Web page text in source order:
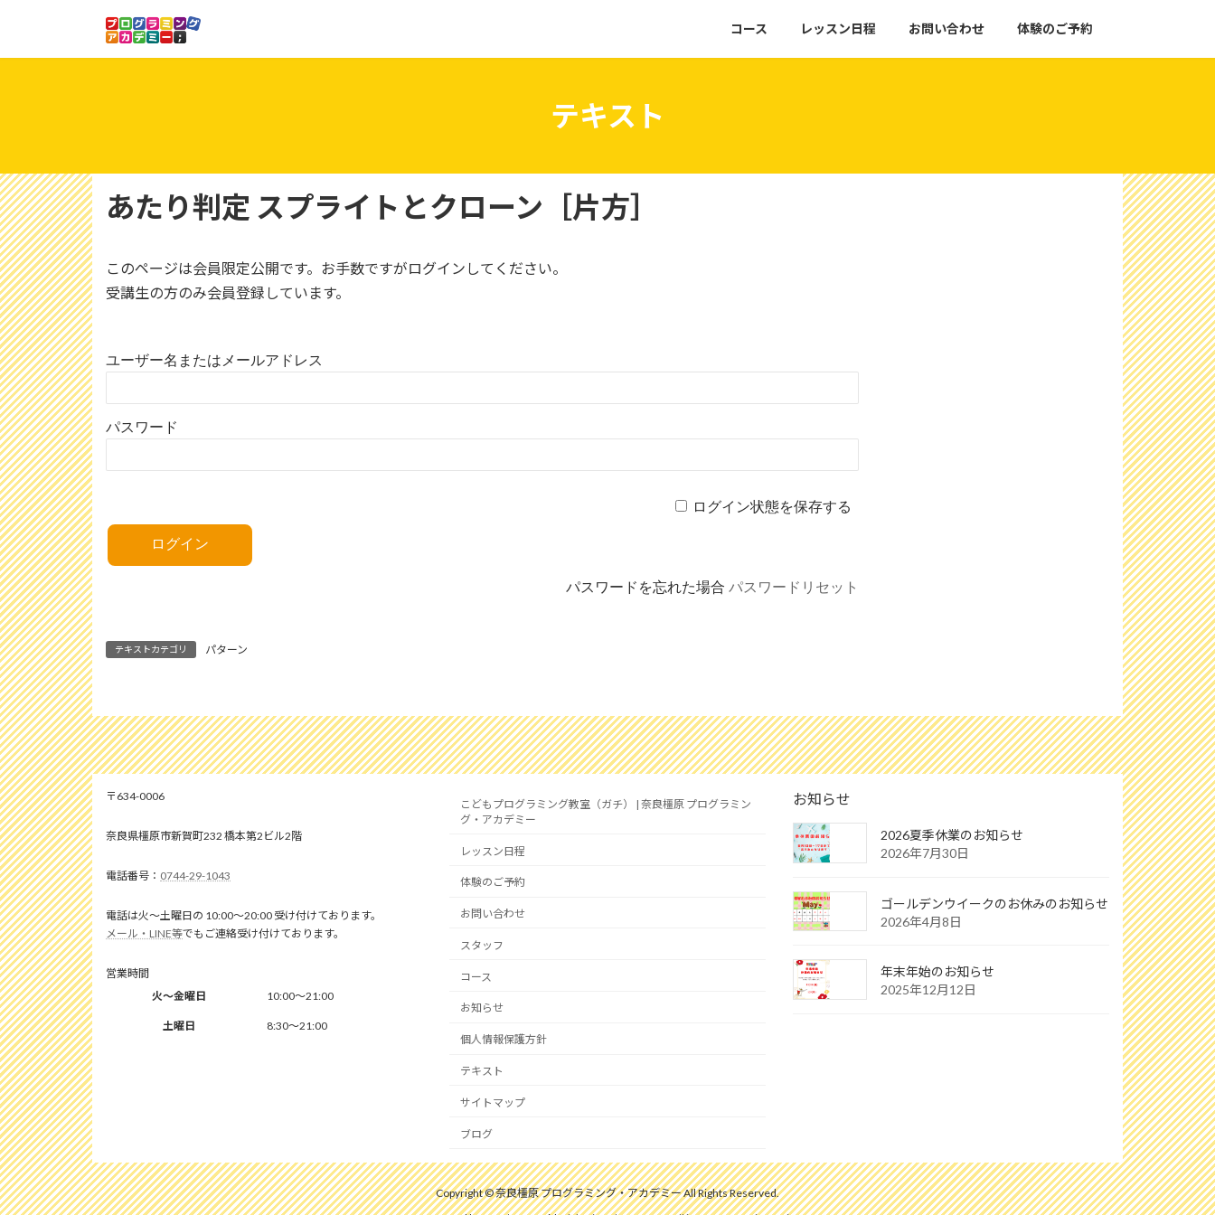
テ
ッ
プ
ゲ
移
動
コース レッスン日程 お問い合わせ 体験のご予約
テキスト
あたり判定 スプライトとクローン［片方］
このページは会員限定公開です。お手数ですがログインしてください。
受講生の方のみ会員登録しています。
ユーザー名またはメールアドレス
パスワード
ログイン状態を保存する
パスワードを忘れた場合 パスワードリセット
テキストカテゴリ パターン
634-0006
奈良県橿原市新賀町232 橋本第2ビル2階
0744-29-1043
電話は火～土曜日の 10:00～20:00 受け付けております。
メール・LINE等でもご連絡受け付けております。
営業時間
火～金曜日
10:00～21:00
土曜日 8:30～21:00
こどもプログラミング教室（ガチ） | 奈良橿原 プログラミン
グ・アカデミー
レッスン日程
体験のご予約
お問い合わせ
スタッフ
コース
お知らせ
個人情報保護方針
テキスト
サイトマップ
ブログ
お知らせ
2026夏季休業のお知らせ
2026年7月30日
ゴールデンウイークのお休みのお知らせ
2026年4月8日
年末年始のお知らせ
2025年12月12日
Copyright © 奈良橿原 プログラミング・アカデミー All Rights Reserved.